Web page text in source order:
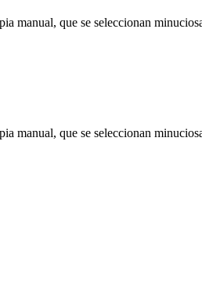
manual, que se seleccionan
manual, que se seleccionan